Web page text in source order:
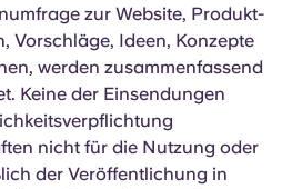
zur Website, Produkt-
Vorschläge, Ideen, Konzepte
werden zusammenfassend
Keine der Einsendungen
nicht für die Nutzung oder
der Veröffentlichung in